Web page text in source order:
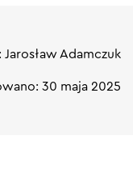
Adamczuk
30 maja 2025